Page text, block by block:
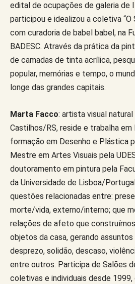
edital de ocupações de galeria de
participou e idealizou a coletiva “O
com curadoria de babel babel, na
BADESC. Através da prática da
de camadas de tinta acrílica,
popular, memórias e tempo, o
longe das grandes capitais.
Marta Facco: artista visual
Castilhos/RS, reside e trabalha em
formação em Desenho e Plástica
Mestre em Artes Visuais pela
doutoramento em pintura pela
da Universidade de Lisboa/
questões relacionadas entre:
morte/vida, externo/interno; que
relações de afeto que
objetos da casa, gerando assuntos
desprezo, solidão, descaso,
entre outros. Participa de Salões
coletivas e individuais desde